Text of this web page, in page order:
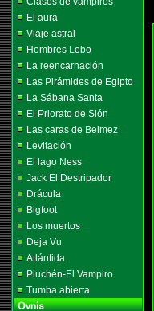
El aura
Viaje astral
Hombres Lobo
La reencarnación
Las Pirámides de Egipto
La Sábana Santa
El Priorato de Sión
Las caras de Belmez
Levitación
El lago Ness
Jack El Destripador
Drácula
Bigfoot
Los muertos
Deja Vu
Atlántida
Piuchén-El Vampiro
Tumba abierta